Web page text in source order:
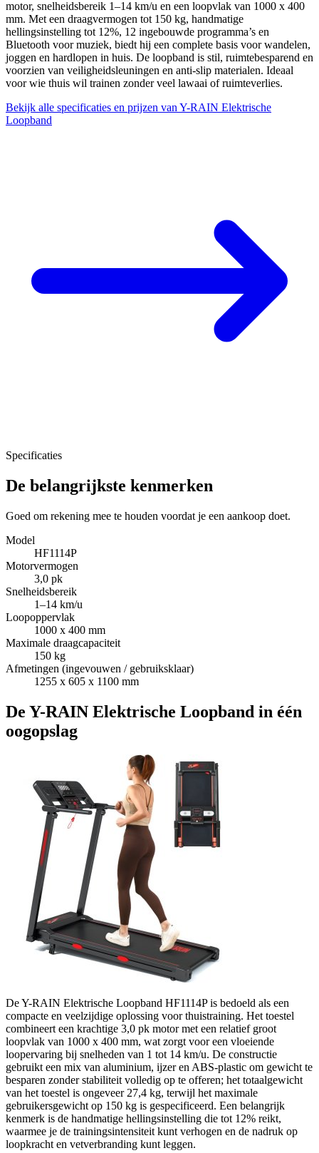
motor, snelheidsbereik 1–14 km/u en een loopvlak van 1000 x 400
mm. Met een draagvermogen tot 150 kg, handmatige
hellingsinstelling tot 12%, 12 ingebouwde programma’s en
Bluetooth voor muziek, biedt hij een complete basis voor wandelen,
joggen en hardlopen in huis. De loopband is stil, ruimtebesparend en
voorzien van veiligheidsleuningen en anti-slip materialen. Ideaal
voor wie thuis wil trainen zonder veel lawaai of ruimteverlies.
Bekijk alle specificaties en prijzen van Y-RAIN Elektrische
Loopband
Specificaties
De belangrijkste kenmerken
Goed om rekening mee te houden voordat je een aankoop doet.
Model
HF1114P
Motorvermogen
3,0 pk
Snelheidsbereik
1–14 km/u
Loopoppervlak
1000 x 400 mm
Maximale draagcapaciteit
150 kg
Afmetingen (ingevouwen / gebruiksklaar)
1255 x 605 x 1100 mm
De Y-RAIN Elektrische Loopband in één
oogopslag
De Y-RAIN Elektrische Loopband HF1114P is bedoeld als een
compacte en veelzijdige oplossing voor thuistraining. Het toestel
combineert een krachtige 3,0 pk motor met een relatief groot
loopvlak van 1000 x 400 mm, wat zorgt voor een vloeiende
loopervaring bij snelheden van 1 tot 14 km/u. De constructie
gebruikt een mix van aluminium, ijzer en ABS-plastic om gewicht te
besparen zonder stabiliteit volledig op te offeren; het totaalgewicht
van het toestel is ongeveer 27,4 kg, terwijl het maximale
gebruikersgewicht op 150 kg is gespecificeerd. Een belangrijk
kenmerk is de handmatige hellingsinstelling die tot 12% reikt,
waarmee je de trainingsintensiteit kunt verhogen en de nadruk op
loopkracht en vetverbranding kunt leggen.